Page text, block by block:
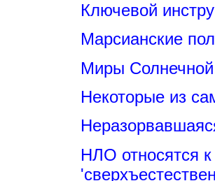
Ключевой
Марсианские
Миры
Некоторые из
НЛО относятся к